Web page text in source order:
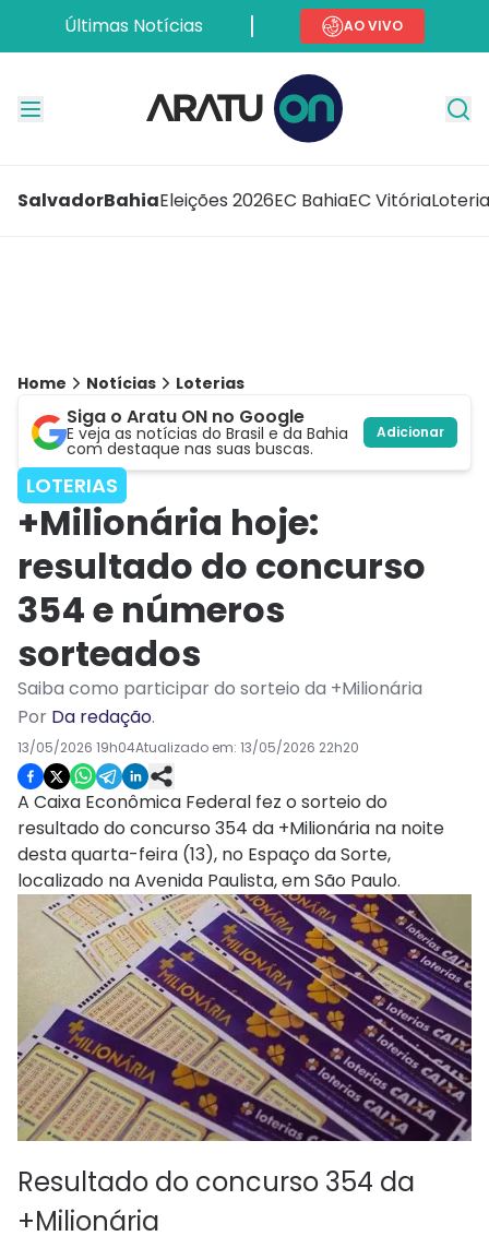
Últimas Notícias AO VIVO
SalvadorBahiaEleições 2026EC BahiaEC Vitória
Home Notícias Loterias
Siga o Aratu ON no Google
E veja as notícias do Brasil e da Bahia
com destaque nas suas buscas.
Adicionar
LOTERIAS
+Milionária hoje:
resultado do concurso
354 e números
sorteados
Saiba como participar do sorteio da +Milionária
Por Da redação.
13/05/2026 19h04Atualizado em: 13/05/2026 22h20
A Caixa Econômica Federal fez o sorteio do
resultado do concurso 354 da +Milionária na noite
desta quarta-feira (13), no Espaço da Sorte,
localizado na Avenida Paulista, em São Paulo.
Resultado do concurso 354 da
+Milionária